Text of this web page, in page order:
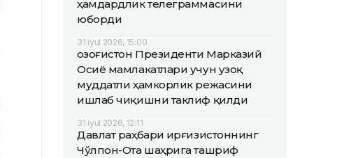
ҳамдардлик телеграммасини
юборди
31 iyul 2026, 15:00
Қозоғистон Президенти Марказий
Осиё мамлакатлари учун узоқ
муддатли ҳамкорлик режасини
ишлаб чиқишни таклиф қилди
31 iyul 2026, 12:11
Давлат раҳбари Қирғизистоннинг
Чўлпон-Ота шаҳрига ташриф